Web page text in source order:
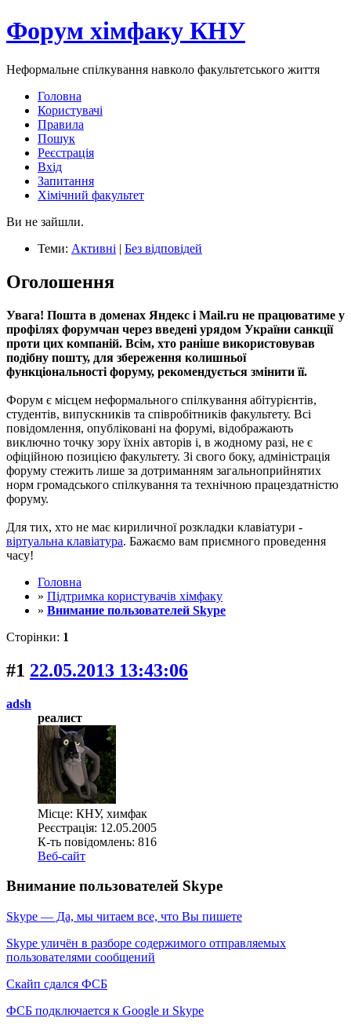
Форум хімфаку КНУ
Неформальне спілкування навколо факультетського життя
Головна
Користувачі
Правила
Пошук
Реєстрація
Вхід
Запитання
Хімічний факультет
Ви не зайшли.
Теми: Активні | Без відповідей
Оголошення
Увага! Пошта в доменах Яндекс і Mail.ru не працюватиме у
профілях форумчан через введені урядом України санкції
проти цих компаній. Всім, хто раніше використовував
подібну пошту, для збереження колишньої
функціональності форуму, рекомендується змінити її.
Форум є місцем неформального спілкування абітурієнтів,
студентів, випускників та співробітників факультету. Всі
повідомлення, опубліковані на форумі, відображають
виключно точку зору їхніх авторів і, в жодному разі, не є
офіційною позицією факультету. Зі свого боку, адміністрація
форуму стежить лише за дотриманням загальноприйнятих
норм громадського спілкування та технічною працездатністю
форуму.
Для тих, хто не має кириличної розкладки клавіатури -
віртуальна клавіатура. Бажаємо вам приємного проведення
часу!
Головна
» Підтримка користувачів хімфаку
» Внимание пользователей Skype
Сторінки: 1
#1 22.05.2013 13:43:06
adsh
реалист
Місце: КНУ, химфак
Реєстрація: 12.05.2005
К-ть повідомлень: 816
Веб-сайт
Внимание пользователей Skype
Skype — Да, мы читаем все, что Вы пишете
Skype уличён в разборе содержимого отправляемых
пользователями сообщений
Скайп сдался ФСБ
ФСБ подключается к Google и Skype